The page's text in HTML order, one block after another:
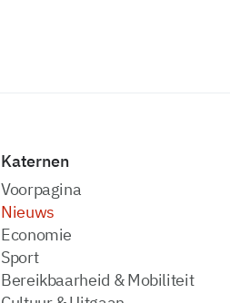
Katernen
Voorpagina
Nieuws
Economie
Sport
Bereikbaarheid & Mobiliteit